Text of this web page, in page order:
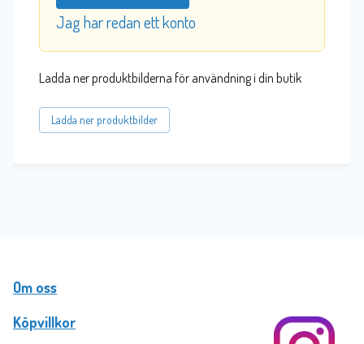
Jag har redan ett konto
Ladda ner produktbilderna för användning i din butik
Ladda ner produktbilder
Om oss
Köpvillkor